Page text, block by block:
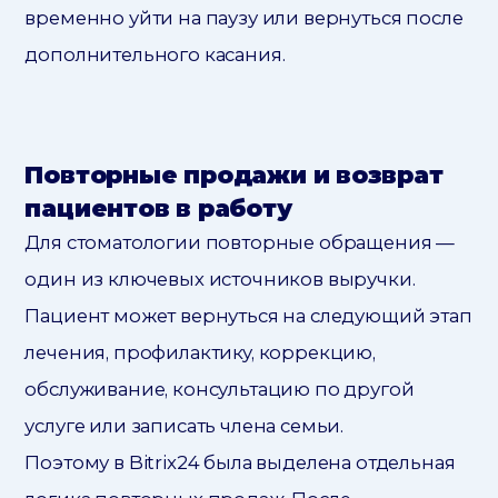
временно уйти на паузу или вернуться после
дополнительного касания.
Повторные продажи и возврат
пациентов в работу
Для стоматологии повторные обращения —
один из ключевых источников выручки.
Пациент может вернуться на следующий этап
лечения, профилактику, коррекцию,
обслуживание, консультацию по другой
услуге или записать члена семьи.
Поэтому в Bitrix24 была выделена отдельная